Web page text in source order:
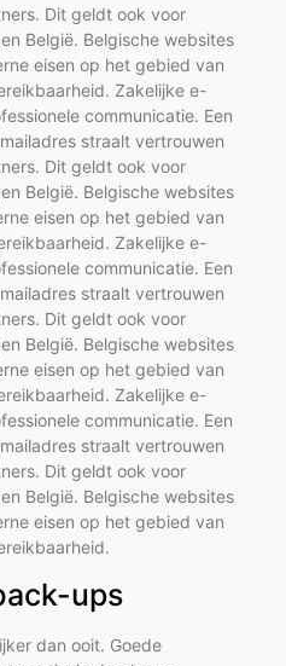
Dit geldt ook voor
België. Belgische websites
eisen op het gebied van
Zakelijke e-
communicatie. Een
straalt vertrouwen
Dit geldt ook voor
België. Belgische websites
eisen op het gebied van
Zakelijke e-
communicatie. Een
straalt vertrouwen
Dit geldt ook voor
België. Belgische websites
eisen op het gebied van
Zakelijke e-
communicatie. Een
straalt vertrouwen
Dit geldt ook voor
België. Belgische websites
eisen op het gebied van
ups
dan ooit. Goede